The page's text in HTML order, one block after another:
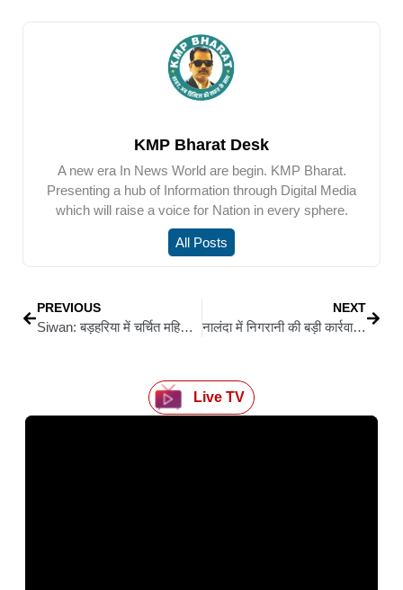
KMP Bharat Desk
A new era In News World are begin. KMP Bharat.
Presenting a hub of Information through Digital Media
which will raise a voice for Nation in every sphere.
All Posts
PREVIOUS
Siwan: बड़हरिया में चर्चित महिला हत्या कांड का पुलिस ने किया सनसनीखेज खुलासा
NEXT
नालंदा में निगरानी की बड़ी कार्रवाई: रिश्वत लेते रंगे हाथ पकड़ा गया हल्का कर्मचारी, हाथ धोते ही हो गया ‘लाल’
Live TV